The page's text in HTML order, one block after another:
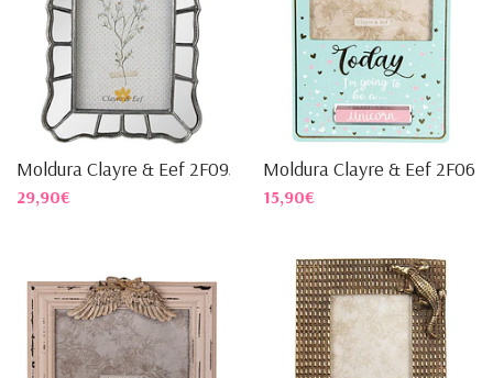
Moldura Clayre & Eef 2F0957
29,90€
Moldura Clayre & Eef 2F0625
15,90€